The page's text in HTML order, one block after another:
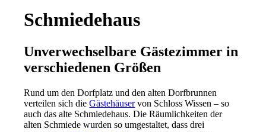
Schmiedehaus
Unverwechselbare Gästezimmer in
verschiedenen Größen
Rund um den Dorfplatz und den alten Dorfbrunnen
verteilen sich dieGästehäuservon Schloss Wissen – so
auch das alte Schmiedehaus. Die Räumlichkeiten der
alten Schmiede wurden so umgestaltet, dass drei